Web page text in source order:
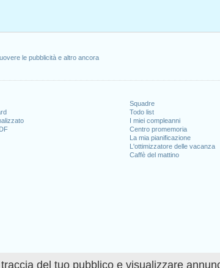
del tuo pubblico e visualizzare
le pubblicità e altro ancora
Squadre
Todo list
I miei compleanni
Centro promemoria
La mia pianificazione
L'ottimizzatore delle vacanza
Caffè del mattino